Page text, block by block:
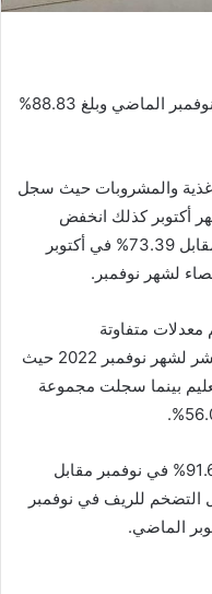
سجل معدل التضخم انخفاضًا في شهر نوفمبر الماضي وبلغ 88.83%
والمشروبات حيث سجل
مقابل 74.70% لشهر أكتوبر كذلك انخفض
تضخم السلع المستوردة إلى 62.06% مقابل 73.39% في أكتوبر
لشهر نوفمبر.
متفاوتة
للمجموعات السلعية والخدمية الاثني عشر لشهر نوفمبر 2022 حيث
التعليم بينما سجلت مجموعة
وانخفض معدل التضخم الحضري إلى 91.68% في نوفمبر مقابل
التضخم للريف في نوفمبر